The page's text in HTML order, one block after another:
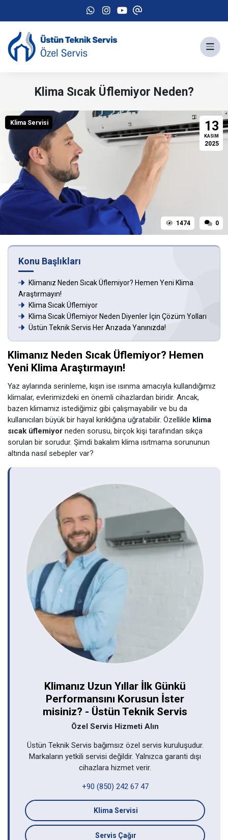
Klima Sıcak Üflemiyor Neden?
Klima Servisi 13
KASIM
2025
1474 0
Konu Başlıkları
Klimanız Neden Sıcak Üflemiyor? Hemen Yeni Klima
Araştırmayın!
Klima Sıcak Üflemiyor
Klima Sıcak Üflemiyor Neden Diyenler İçin Çözüm Yolları
Üstün Teknik Servis Her Arızada Yanınızda!
Klimanız Neden Sıcak Üflemiyor? Hemen
Yeni Klima Araştırmayın!
Yaz aylarında serinleme, kışın ise ısınma amacıyla kullandığımız
klimalar, evlerimizdeki en önemli cihazlardan biridir. Ancak,
bazen klimamız istediğimiz gibi çalışmayabilir ve bu da
kullanıcıları büyük bir hayal kırıklığına uğratabilir. Özellikle klima
sıcak üflemiyor neden sorusu, birçok kişi tarafından sıkça
sorulan bir sorudur. Şimdi bakalım klima ısıtmama sorununun
altında nasıl sebepler var?
Klimanız Uzun Yıllar İlk Günkü
Performansını Korusun İster
misiniz? - Üstün Teknik Servis
Özel Servis Hizmeti Alın
Üstün Teknik Servis bağımsız özel servis kuruluşudur.
Markaların yetkili servisi değildir. Yalnızca garanti dışı
cihazlara hizmet verir.
+90 (850) 242 67 47
Klima Servisi
Servis Çağır